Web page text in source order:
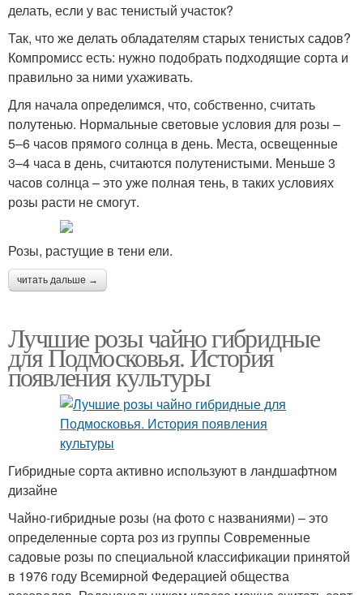
делать, если у вас тенистый участок?
Так, что же делать обладателям старых тенистых садов?
Компромисс есть: нужно подобрать подходящие сорта и
правильно за ними ухаживать.
Для начала определимся, что, собственно, считать
полутенью. Нормальные световые условия для розы –
5–6 часов прямого солнца в день. Места, освещенные
3–4 часа в день, считаются полутенистыми. Меньше 3
часов солнца – это уже полная тень, в таких условиях
розы расти не смогут.
Розы, растущие в тени ели.
читать дальше →
Лучшие розы чайно гибридные
для Подмосковья. История
появления культуры
Гибридные сорта активно используют в ландшафтном
дизайне
Чайно-гибридные розы (на фото с названиями) – это
определенные сорта роз из группы Современные
садовые розы по специальной классификации принятой
в 1976 году Всемирной Федерацией общества